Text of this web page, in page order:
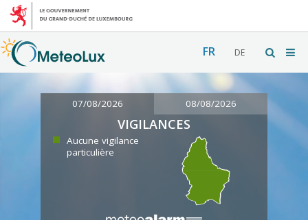
FR DE
07/08/2026 08/08/2026
VIGILANCES
Aucune vigilance
particulière